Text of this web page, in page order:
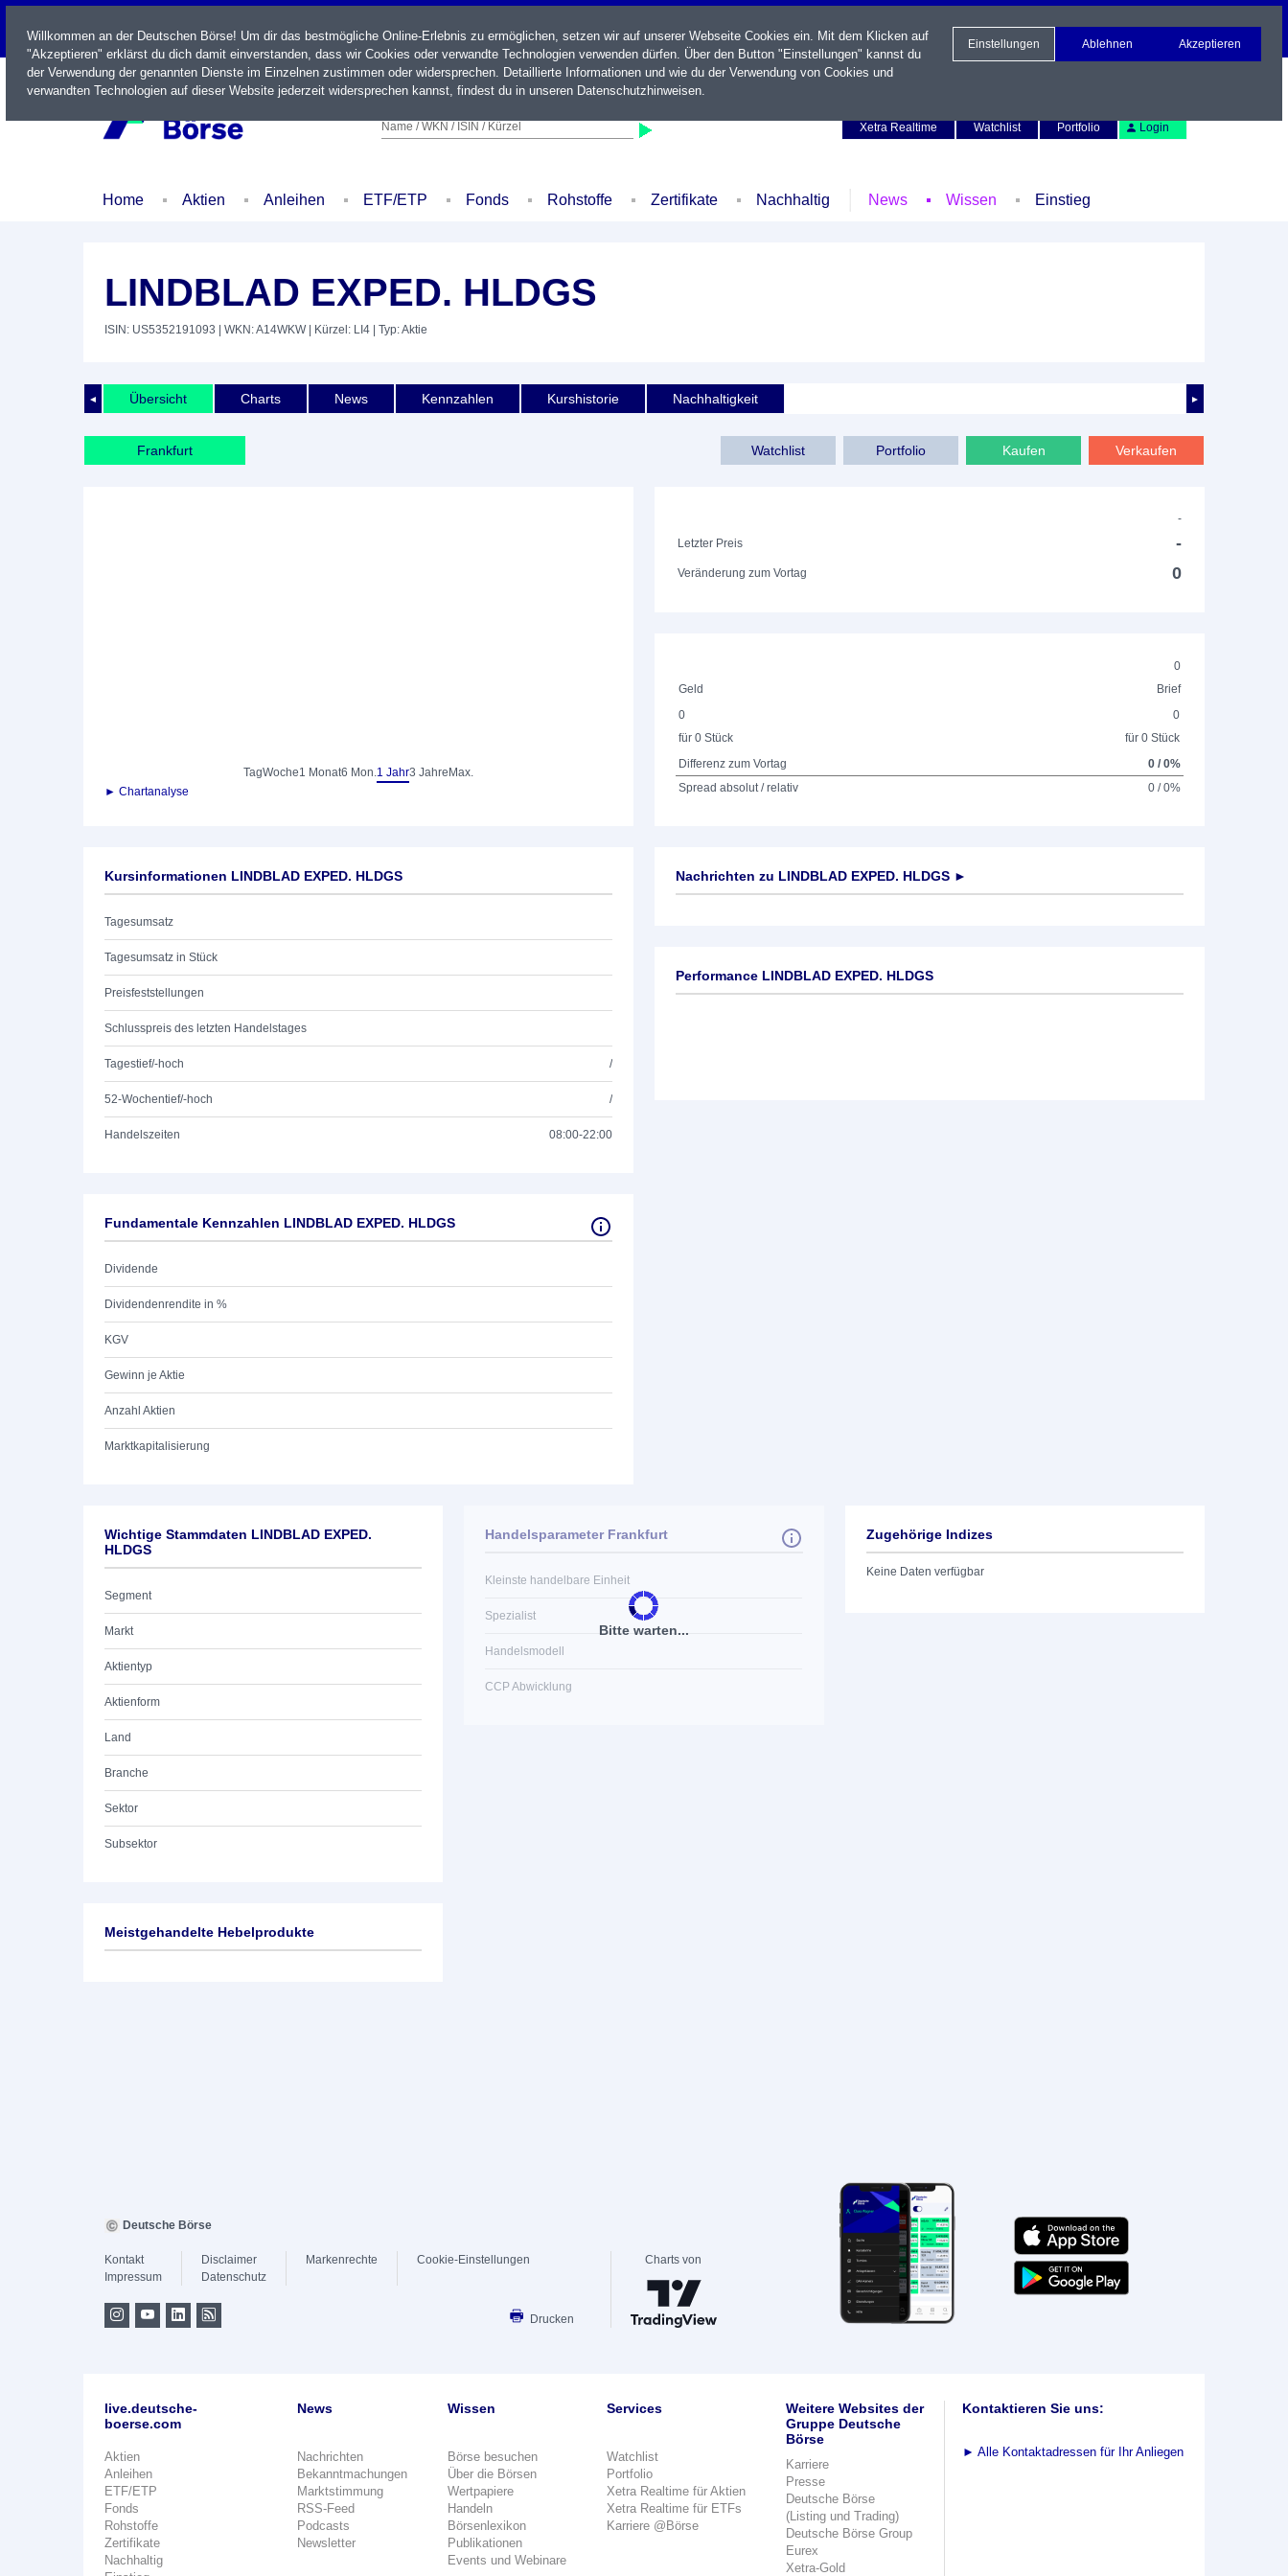
LIVE
Name / WKN / ISIN / Kürzel
Xetra Realtime
Watchlist Portfolio Login
Home Aktien Anleihen ETF/ETP Fonds Rohstoffe Zertifikate Nachhaltig News Wissen Einstieg
LINDBLAD EXPED. HLDGS
ISIN: US5352191093 | WKN: A14WKW| Kürzel: LI4 | Typ: Aktie
◄ ►
Übersicht Charts News Kennzahlen Kurshistorie Nachhaltigkeit
Frankfurt Watchlist Portfolio Kaufen Verkaufen
TagWoche1 Monat6 Mon.1 Jahr3 Jahre Max.
► Chartanalyse
-
Letzter Preis
-
Veränderung zum Vortag 0
0
Geld
Brief
0
für 0 Stück
0
für 0 Stück
Differenz zum Vortag
0 / 0%
Spread absolut / relativ
0 / 0%
Kursinformationen LINDBLAD EXPED. HLDGS
Tagesumsatz
Tagesumsatz in Stück
Preisfeststellungen
Schlusspreis des letzten Handelstages
Tagestief/-hoch /
52-Wochentief/-hoch /
Handelszeiten 08:00-22:00
Fundamentale Kennzahlen LINDBLAD EXPED. HLDGS
Dividende
Dividendenrendite in %
KGV
Gewinn je Aktie
Anzahl Aktien
Marktkapitalisierung
Nachrichten zu LINDBLAD EXPED. HLDGS ►
Performance LINDBLAD EXPED. HLDGS
Wichtige Stammdaten LINDBLAD EXPED.
HLDGS
Segment
Markt
Aktientyp
Aktienform
Land
Branche
Sektor
Subsektor
Bitte warten...
Handelsparameter Frankfurt
Kleinste handelbare Einheit
Spezialist
Handelsmodell
CCP Abwicklung
Zugehörige Indizes
Keine Daten verfügbar
Meistgehandelte Hebelprodukte
Willkommen an der Deutschen Börse! Um dir das bestmögliche Online-Erlebnis zu ermöglichen, setzen wir auf unserer Webseite Cookies ein. Mit dem Klicken auf
"Akzeptieren" erklärst du dich damit einverstanden, dass wir Cookies oder verwandte Technologien verwenden dürfen. Über den Button "Einstellungen" kannst du
der Verwendung der genannten Dienste im Einzelnen zustimmen oder widersprechen. Detaillierte Informationen und wie du der Verwendung von Cookies und
verwandten Technologien auf dieser Website jederzeit widersprechen kannst, findest du in unseren Datenschutzhinweisen.
Einstellungen Ablehnen Akzeptieren
Deutsche Börse
Kontakt
Impressum
Disclaimer
Datenschutz
Markenrechte Cookie-Einstellungen
Drucken
Charts von
live.deutsche-
boerse.com
Aktien
Anleihen
ETF/ETP
Fonds
Rohstoffe
Zertifikate
Nachhaltig
News
Nachrichten
Bekanntmachungen
Marktstimmung
RSS-Feed
Podcasts
Newsletter
Wissen
Börse besuchen
Über die Börsen
Wertpapiere
Handeln
Börsenlexikon
Publikationen
Events und Webinare
Services
Watchlist
Portfolio
Xetra Realtime für Aktien
Xetra Realtime für ETFs
Karriere @Börse
Weitere Websites der
Gruppe Deutsche
Börse
Karriere
Presse
Deutsche Börse
(Listing und Trading)
Deutsche Börse Group
Eurex
Xetra-Gold
Kontaktieren Sie uns:
► Alle Kontaktadressen für Ihr Anliegen